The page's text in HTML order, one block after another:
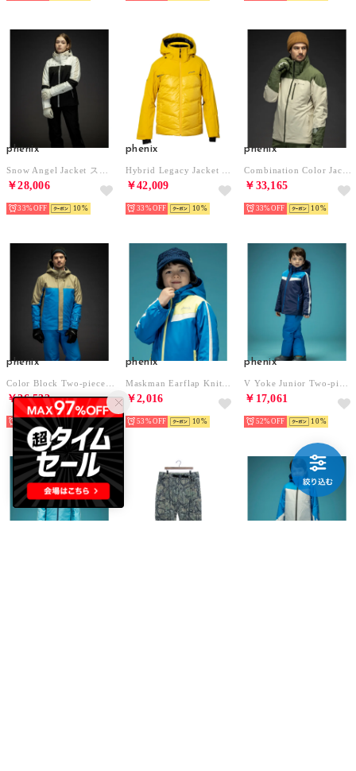
phenix
￥28,006
33% 10
phenix
￥42,009
33% 10
phenix
￥33,165
33% 10
phenix
￥26,532
33% 10
phenix
￥2,016
53% 10
phenix
￥17,061
52% 10